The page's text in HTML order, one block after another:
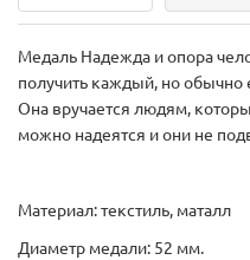
Медаль Надежда и опора
получить каждый, но
Она вручается людям,
можно надеятся и они не
Материал: текстиль, маталл
Диаметр медали: 52 мм.